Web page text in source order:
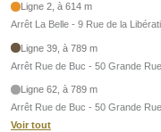
Ligne 2, à 614 m
Arrêt La Belle - 9 Rue de la
Ligne 39, à 789 m
Arrêt Rue de Buc - 50 Grande
Ligne 62, à 789 m
Arrêt Rue de Buc - 50 Grande
Voir tout